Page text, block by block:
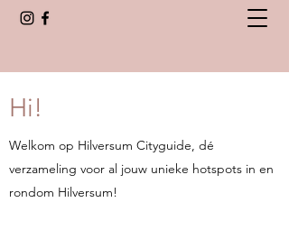
Hi!
Welkom op Hilversum Cityguide, dé
verzameling voor al jouw unieke hotspots in en
rondom Hilversum!